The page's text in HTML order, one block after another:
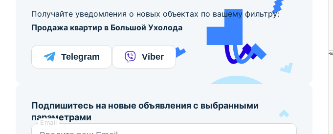
Получайте уведомления о новых объектах по вашему фильтру:
Продажа квартир в Большой Ухолода
Telegram Viber
Подпишитесь на новые объявления с выбранными
параметрами
Email